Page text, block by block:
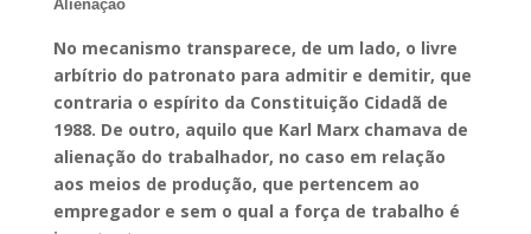
Alienação
No mecanismo transparece, de um lado, o livre
arbítrio do patronato para admitir e demitir, que
contraria o espírito da Constituição Cidadã de
1988. De outro, aquilo que Karl Marx chamava de
alienação do trabalhador, no caso em relação
aos meios de produção, que pertencem ao
empregador e sem o qual a força de trabalho é